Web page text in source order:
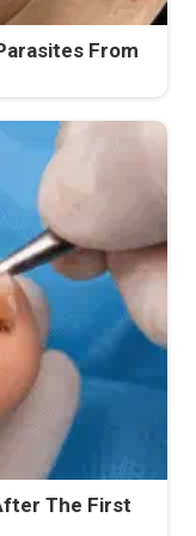
From
The First